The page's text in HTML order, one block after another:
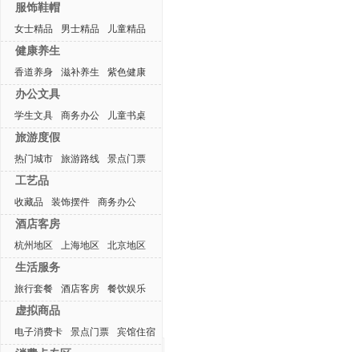
服饰鞋帽
女士精品 男士精品 儿童精品
健康养生
香道养身 滋补养生 紫色健康
办公文具
学生文具 商务办公 儿童书桌
旅游度假
热门城市 旅游路线 景点门票
工艺品
收藏品 装饰摆件 商务办公
酒店客房
杭州地区 上海地区 北京地区
生活服务
旅行套餐 酒店客房 餐饮娱乐
虚拟商品
电子消费卡 景点门票 宾馆住宿
热门排行
最近浏览产品